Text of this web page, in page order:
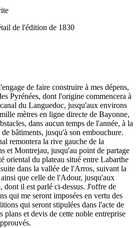
de l'édition de 1830
de faire construire à mes dépens,
Pyrénées, dont l'origine commencera à
du Languedoc, jusqu'aux environs
mètres en ligne directe de Bayonne,
dans aucun temps de l'année, à la
bâtiments, jusqu'à son embouchure.
remontera la rive gauche de la
et Montrejau, jusqu'au point de partage
oriental du plateau situé entre Labarthe
dans la vallée de l'Arros, suivant la
que celle de l'Adour, jusqu'aux
dont il est parlé ci-dessus. J'offre de
qui me seront imposées en vertu des
qui seront stipulées dans l'acte de
plans et devis de cette noble entreprise